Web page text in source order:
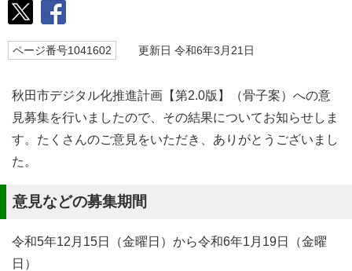
ページ番号1041602 更新日 令和6年3月21日
秋田市デジタル化推進計画【第2.0版】（骨子案）への意
見募集を行いましたので、その結果についてお知らせしま
す。たくさんのご意見をいただき、ありがとうございまし
た。
意見などの募集期間
令和5年12月15日（金曜日）から令和6年1月19日（金曜
日）